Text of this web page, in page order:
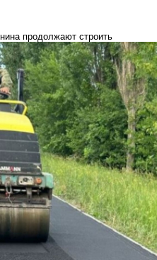
продолжают строить